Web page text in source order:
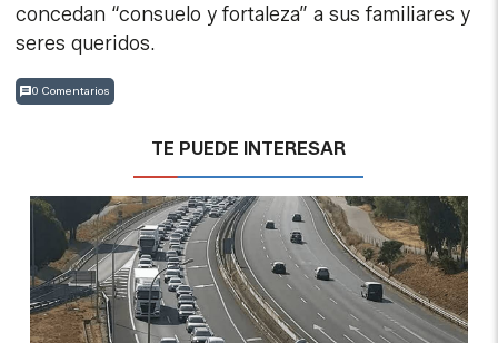
concedan “consuelo y fortaleza” a sus familiares y
seres queridos.
0 Comentarios
TE PUEDE INTERESAR